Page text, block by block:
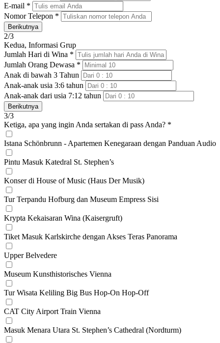
E-mail *
Nomor Telepon *
Berikutnya
2/3
Kedua, Informasi Grup
Jumlah Hari di Wina *
Jumlah Orang Dewasa *
Anak di bawah 3 Tahun
Anak-anak usia 3:6 tahun
Anak-anak dari usia 7:12 tahun
Berikutnya
3/3
Ketiga, apa yang ingin Anda sertakan di pass Anda? *
Istana Schönbrunn - Apartemen Kenegaraan dengan Panduan Audio
Pintu Masuk Katedral St. Stephen’s
Konser di House of Music (Haus Der Musik)
Tur Terpandu Hofburg dan Museum Empress Sisi
Krypta Kekaisaran Wina (Kaisergruft)
Tiket Masuk Karlskirche dengan Akses Teras Panorama
Upper Belvedere
Museum Kunsthistorisches Vienna
Tur Wisata Keliling Big Bus Hop-On Hop-Off
CAT City Airport Train Vienna
Masuk Menara Utara St. Stephen’s Cathedral (Nordturm)